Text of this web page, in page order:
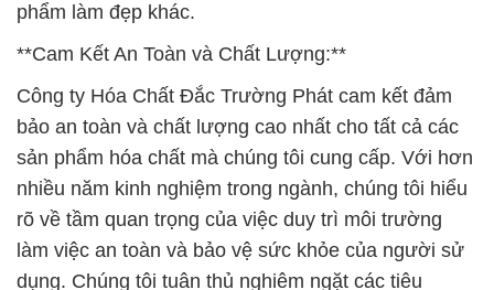
phẩm làm đẹp khác.
**Cam Kết An Toàn và Chất Lượng:**
Công ty Hóa Chất Đắc Trường Phát cam kết đảm
bảo an toàn và chất lượng cao nhất cho tất cả các
sản phẩm hóa chất mà chúng tôi cung cấp. Với hơn
nhiều năm kinh nghiệm trong ngành, chúng tôi hiểu
rõ về tầm quan trọng của việc duy trì môi trường
làm việc an toàn và bảo vệ sức khỏe của người sử
dụng. Chúng tôi tuân thủ nghiêm ngặt các tiêu